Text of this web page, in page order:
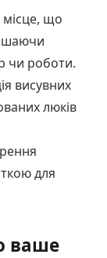
місце, що
чи роботи.
висувних
люків
для
ваше